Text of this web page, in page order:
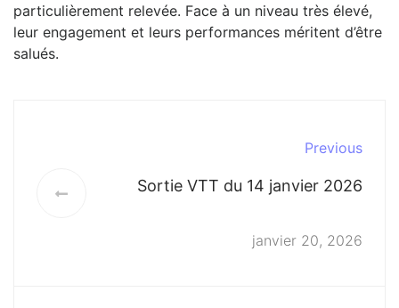
particulièrement relevée. Face à un niveau très élevé,
leur engagement et leurs performances méritent d’être
salués.
Previous
Sortie VTT du 14 janvier 2026
janvier 20, 2026